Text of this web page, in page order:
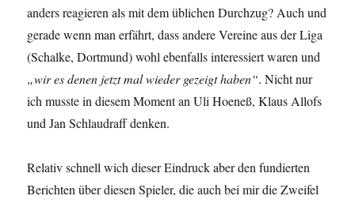
anders reagieren als mit dem üblichen Durchzug? Auch und
gerade wenn man erfährt, dass andere Vereine aus der Liga
(Schalke, Dortmund) wohl ebenfalls interessiert waren und
„wir es denen jetzt mal wieder gezeigt haben“. Nicht nur
ich musste in diesem Moment an Uli Hoeneß, Klaus Allofs
und Jan Schlaudraff denken.
Relativ schnell wich dieser Eindruck aber den fundierten
Berichten über diesen Spieler, die auch bei mir die Zweifel